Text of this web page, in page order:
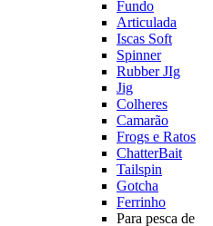
Fundo
Articulada
Iscas Soft
Spinner
Rubber JIg
Jig
Colheres
Camarão
Frogs e Ratos
ChatterBait
Tailspin
Gotcha
Ferrinho
Para pesca de